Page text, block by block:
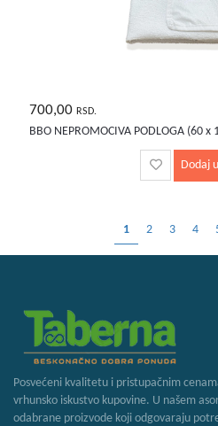
700,00 RSD.
BBO NEPROMOCIVA PODLOGA (60 x
Dodaj
1 2 3 4
Posvećeni kvalitetu i pristupačnim
vrhunsko iskustvo kupovine. U našem
odabrane proizvode koji odgovaraju